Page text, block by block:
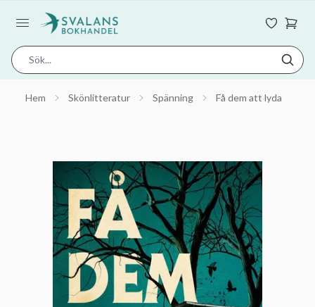
Hem Skönlitteratur Spänning Få dem att lyda